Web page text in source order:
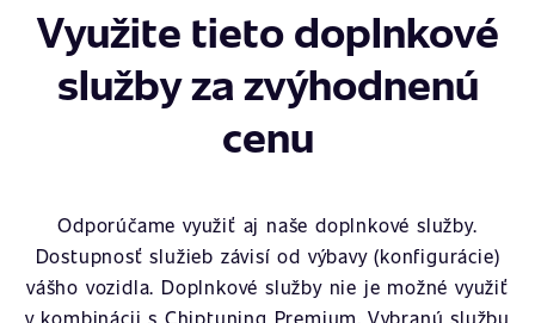
Využite tieto doplnkové
služby za zvýhodnenú
cenu
Odporúčame využiť aj naše doplnkové služby.
Dostupnosť služieb závisí od výbavy (konfigurácie)
vášho vozidla. Doplnkové služby nie je možné využiť
v kombinácii s Chiptuning Premium. Vybranú službu